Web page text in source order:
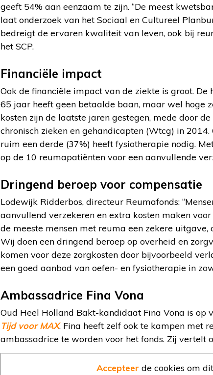
geeft 54% aan eenzaam te zijn. “De meest
laat onderzoek van het Sociaal en Cultureel
bedreigt de ervaren kwaliteit van leven, ook bij
het SCP.
Financiële impact
Ook de financiële impact van de ziekte is groot.
65 jaar heeft geen betaalde baan, maar wel hoge
kosten zijn de laatste jaren gestegen, mede door
chronisch zieken en gehandicapten (Wtcg) in
ruim een derde (37%) heeft fysiotherapie nodig.
op de 10 reumapatiënten voor een aanvullende
Dringend beroep voor compensatie
Lodewijk Ridderbos, directeur Reumafonds:
aanvullend verzekeren en extra kosten maken
de meeste mensen met reuma een zekere
Wij doen een dringend beroep op overheid en
komen voor deze zorgkosten door bijvoorbeeld
een goed aanbod van oefen- en fysiotherapie in
Ambassadrice Fina Vona
Oud Heel Holland Bakt-kandidaat Fina Vona is
Tijd voor MAX. Fina heeft zelf ook te kampen met
ambassadrice te worden voor het fonds. Zij vertelt
Accepteer de cookies om